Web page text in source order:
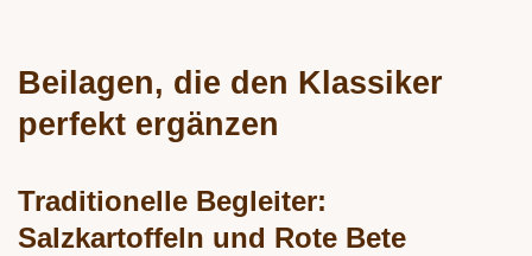
Beilagen, die den Klassiker
perfekt ergänzen
Traditionelle Begleiter:
Salzkartoffeln und Rote Bete